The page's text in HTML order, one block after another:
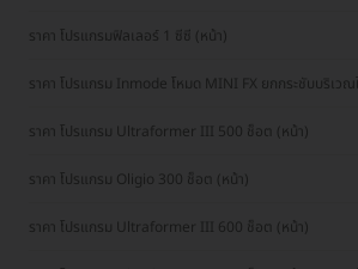
ราคา โปรแกรมฟิลเลอร์ 1 ซีซี (หน้า)
ราคา โปรแกรม Inmode โหมด MINI FX ยกกระชับบริเวณ
ราคา โปรแกรม Ultraformer III 500 ช็อต (หน้า)
ราคา โปรแกรม Oligio 300 ช็อต (หน้า)
ราคา โปรแกรม Ultraformer III 600 ช็อต (หน้า)